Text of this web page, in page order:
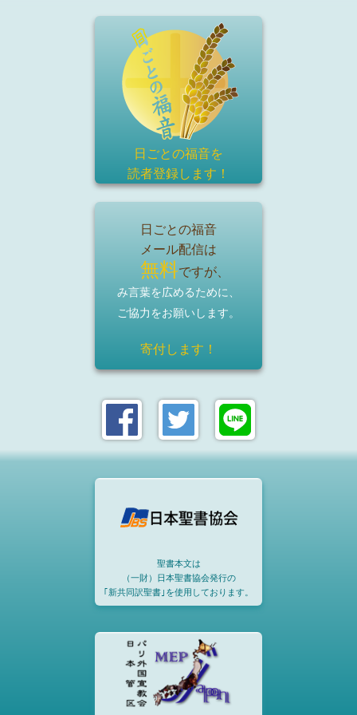
日ごとの福音を
読者登録します！
日ごとの福音
メール配信は
無料ですが、
み言葉を広めるために、
ご協力をお願いします。
寄付します！
聖書本文は
（一財）日本聖書協会発行の
｢新共同訳聖書｣を使用しております。